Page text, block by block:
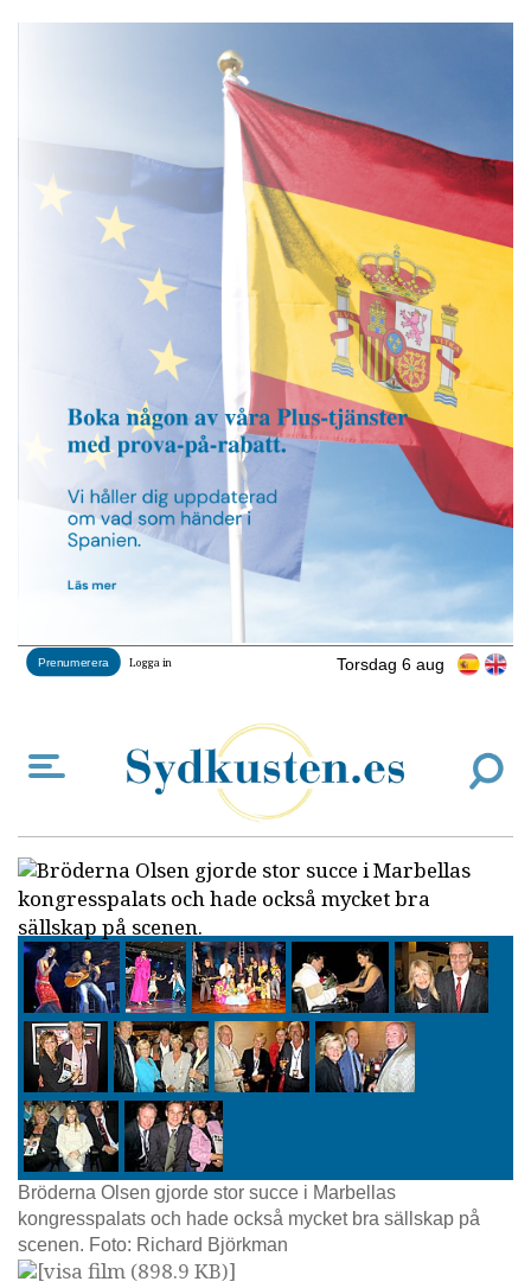
Torsdag 6 aug
Prenumerera Logga in
Bröderna Olsen gjorde stor succe i Marbellas
kongresspalats och hade också mycket bra sällskap på
scenen. Foto: Richard Björkman
[visa film (898.9 KB)]